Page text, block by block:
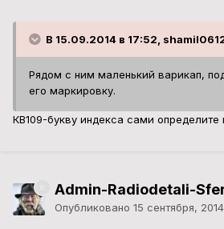
В 15.09.2014 в 17:52,
Рядом с ним маленький варикап,
его маркировку.
КВ109-букву индекса сами определите
Admin-Radiodetali-
Опубликовано 15 сентября, 2014